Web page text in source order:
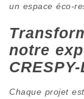
un espace éco-
notre
Chaque projet